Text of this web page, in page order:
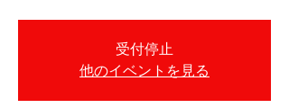
受付停止
他のイベントを見る